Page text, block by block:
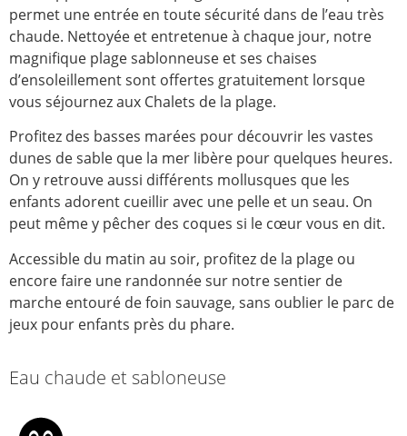
permet une entrée en toute sécurité dans de l’eau très
chaude. Nettoyée et entretenue à chaque jour, notre
magnifique plage sablonneuse et ses chaises
d’ensoleillement sont offertes gratuitement lorsque
vous séjournez aux Chalets de la plage.
Profitez des basses marées pour découvrir les vastes
dunes de sable que la mer libère pour quelques heures.
On y retrouve aussi différents mollusques que les
enfants adorent cueillir avec une pelle et un seau. On
peut même y pêcher des coques si le cœur vous en dit.
Accessible du matin au soir, profitez de la plage ou
encore faire une randonnée sur notre sentier de
marche entouré de foin sauvage, sans oublier le parc de
jeux pour enfants près du phare.
Eau chaude et sabloneuse